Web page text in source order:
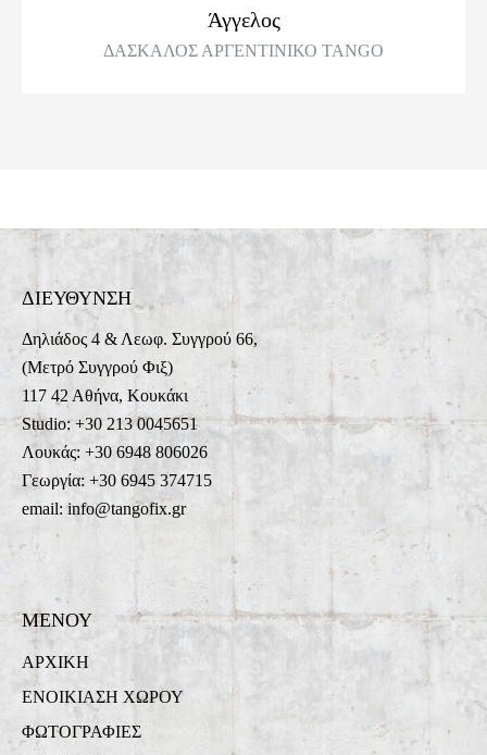
Άγγελος
ΔΑΣΚΑΛΟΣ ΑΡΓΕΝΤΙΝΙΚΟ TANGO
ΔΙΕΥΘΥΝΣΗ
Δηλιάδος 4 & Λεωφ. Συγγρού 66,
(Μετρό Συγγρού Φιξ)
117 42 Αθήνα, Κουκάκι
Studio: +30 213 0045651
Λουκάς: +30 6948 806026
Γεωργία: +30 6945 374715
email: info@tangofix.gr
ΜΕΝΟΥ
ΑΡΧΙΚΗ
ΕΝΟΙΚΙΑΣΗ ΧΩΡΟΥ
ΦΩΤΟΓΡΑΦΙΕΣ